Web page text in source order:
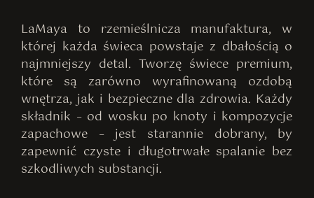
LaMaya to rzemieślnicza manufaktura, w
której każda świeca powstaje z dbałością o
najmniejszy detal. Tworzę świece premium,
które są zarówno wyrafinowaną ozdobą
wnętrza, jak i bezpieczne dla zdrowia. Każdy
składnik – od wosku po knoty i kompozycje
zapachowe – jest starannie dobrany, by
zapewnić czyste i długotrwałe spalanie bez
szkodliwych substancji.